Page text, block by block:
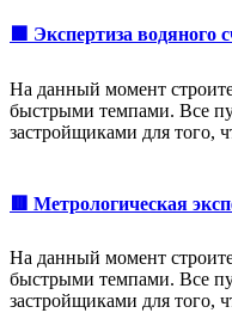
🟩 Экспертиза водяного
На данный момент
быстрыми темпами. Все
застройщиками для того,
🟥 Метрологическая
На данный момент
быстрыми темпами. Все
застройщиками для того,